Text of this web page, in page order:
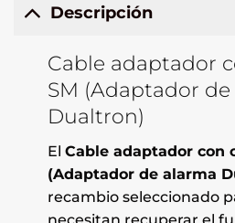
Descripción
Cable adaptador
SM (Adaptador
Dualtron)
El Cable adaptador con
(Adaptador de alarma
recambio seleccionado